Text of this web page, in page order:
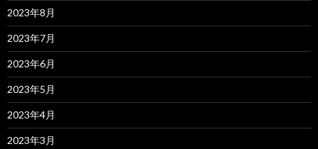
2023年8月
2023年7月
2023年6月
2023年5月
2023年4月
2023年3月